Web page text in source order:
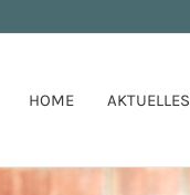
HOME AKTUELLES